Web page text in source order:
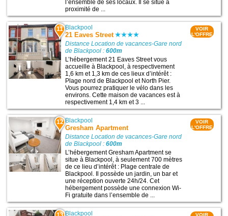
l’ensemble de ses locaux. Il se situe à
proximité de ...
11 Blackpool
21 Eaves Street
Distance Location de vacances-Gare nord
de Blackpool :600m
L’hébergement 21 Eaves Street vous
accueille à Blackpool, à respectivement
1,6 km et 1,3 km de ces lieux d’intérêt :
Plage nord de Blackpool et North Pier.
Vous pourrez pratiquer le vélo dans les
environs. Cette maison de vacances est à
respectivement 1,4 km et 3 ...
VOIR
L'OFFRE
12 Blackpool
Gresham Apartment
Distance Location de vacances-Gare nord
de Blackpool :600m
L’hébergement Gresham Apartment se
situe à Blackpool, à seulement 700 mètres
de ce lieu d’intérêt : Plage centrale de
Blackpool. Il possède un jardin, un bar et
une réception ouverte 24h/24. Cet
hébergement possède une connexion Wi-
Fi gratuite dans l’ensemble de ...
VOIR
L'OFFRE
Blackpool
VOIR